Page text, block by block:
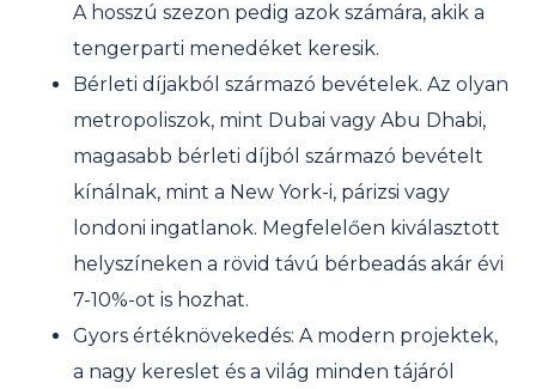
A hosszú szezon pedig azok számára, akik a
tengerparti menedéket keresik.
Bérleti díjakból származó bevételek. Az olyan
metropoliszok, mint Dubai vagy Abu Dhabi,
magasabb bérleti díjból származó bevételt
kínálnak, mint a New York-i, párizsi vagy
londoni ingatlanok. Megfelelően kiválasztott
helyszíneken a rövid távú bérbeadás akár évi
7-10%-ot is hozhat.
Gyors értéknövekedés: A modern projektek,
a nagy kereslet és a világ minden tájáról